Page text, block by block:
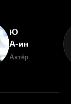
Ю
А-ин
Актёр